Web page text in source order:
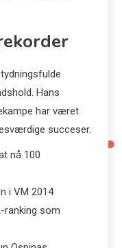
Hans
har været
succeser.
nå 100
i VM 2014
ranking som